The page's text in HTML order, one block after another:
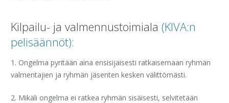
Kilpailu- ja valmennustoimiala (KIVA:n
pelisäännöt):
1. Ongelma pyritään aina ensisijaisesti ratkaisemaan ryhmän
valmentajien ja ryhmän jäsenten kesken välittömästi.
2. Mikäli ongelma ei ratkea ryhmän sisäisesti, selvitetään